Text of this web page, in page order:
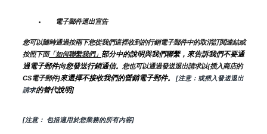
電子郵件退出宣告
您可以隨時通過按兩下您從我們這裡收到的行銷電子郵件中的取消訂閱連結或
按照下面「如何聯繫我們」 部分中的說明與我們聯繫，來告訴我們不要通
過電子郵件向您發送行銷通信。您也可以通過發送退出請求以{插入商店的
CS電子郵件]來選擇不接收我們的營銷電子郵件。
[注意：或插入發送退出
請求的替代說明]
[注意： 包括適用於您業務的所有內容]